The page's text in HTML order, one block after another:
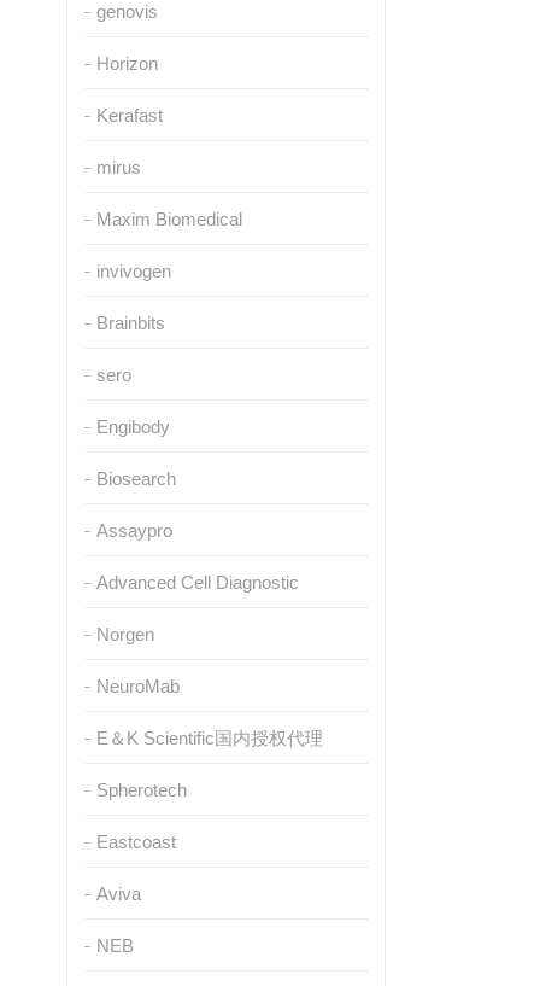
genovis
Horizon
Kerafast
mirus
Maxim Biomedical
invivogen
Brainbits
sero
Engibody
Biosearch
Assaypro
Advanced Cell Diagnostic
Norgen
NeuroMab
E＆K Scientific国内授权代理
Spherotech
Eastcoast
Aviva
NEB